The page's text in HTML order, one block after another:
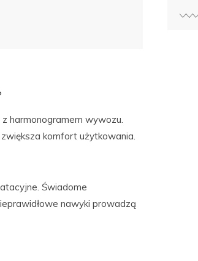
harmonogramem wywozu.
komfort użytkowania.
Świadome
nawyki prowadzą